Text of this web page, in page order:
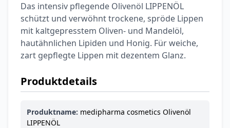
TestzentrumArzneimittel
&
Gesundheit
Hygiene &
Haushalt
Baby &
Familie
Sanitätshaus
ARZNEIMITTEL & GESUNDHEIT
Durex Gefühlsecht
Classic Kondome
14,92 €
16,40 €
Das intensiv pflegende Olivenöl LIPPENÖL
schützt und verwöhnt trockene, spröde Lippen
mit kaltgepresstem Oliven- und Mandelöl,
hautähnlichen Lipiden und Honig. Für weiche,
zart gepflegte Lippen mit dezentem Glanz.
Produktdetails
Produktname: medipharma cosmetics Olivenöl
LIPPENÖL